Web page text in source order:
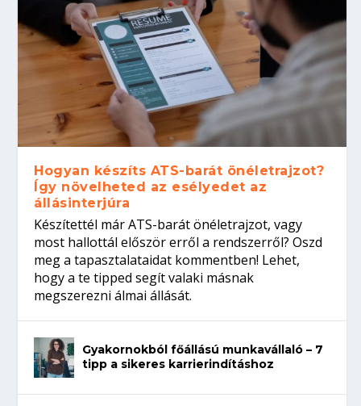
Hogyan készíts ATS-barát önéletrajzot?
Így növelheted az esélyedet az
állásinterjúra
Készítettél már ATS-barát önéletrajzot, vagy
most hallottál először erről a rendszerről? Oszd
meg a tapasztalataidat kommentben! Lehet,
hogy a te tipped segít valaki másnak
megszerezni álmai állását.
Gyakornokból főállású munkavállaló – 7
tipp a sikeres karrierindításhoz